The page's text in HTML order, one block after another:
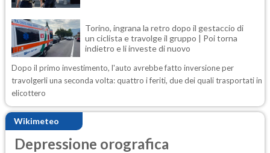
Torino, ingrana la retro dopo il gestaccio di
un ciclista e travolge il gruppo | Poi torna
indietro e li investe di nuovo
Dopo il primo investimento, l'auto avrebbe fatto inversione per
travolgerli una seconda volta: quattro i feriti, due dei quali trasportati in
elicottero
Wikimeteo
Depressione orografica